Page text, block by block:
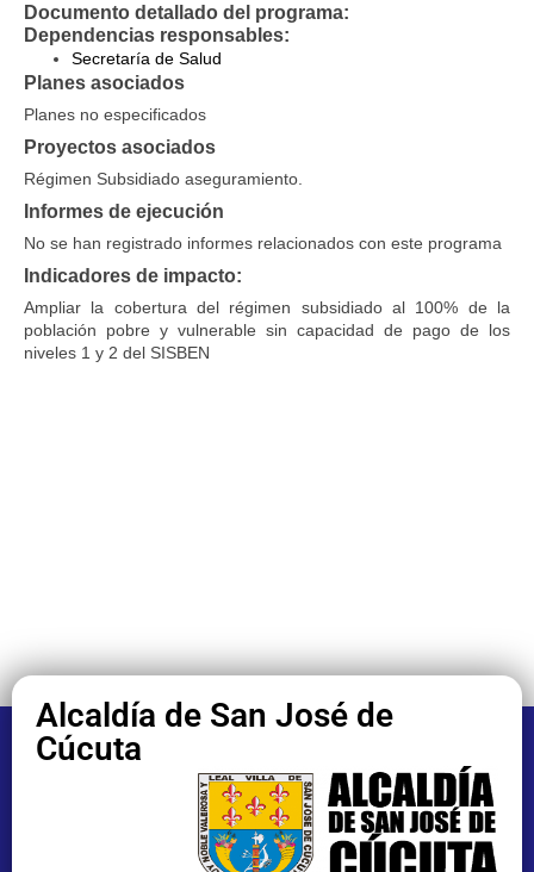
Documento detallado del programa:
Dependencias responsables:
Secretaría de Salud
Planes asociados
Planes no especificados
Proyectos asociados
Régimen Subsidiado aseguramiento.
Informes de ejecución
No se han registrado informes relacionados con este programa
Indicadores de impacto:
Ampliar la cobertura del régimen subsidiado al 100% de la
población pobre y vulnerable sin capacidad de pago de los
niveles 1 y 2 del SISBEN
Alcaldía de San José de
Cúcuta